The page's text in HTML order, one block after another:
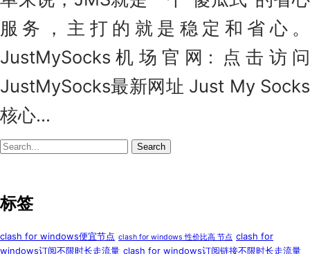
管
流
媒
体
解
My
Socks
服务，主打的就是稳定和省心。
JustMySocks机场官网: 点击访问
JustMySocks最新网址 Just My Socks
核心…
Search
for:
标签
clash for windows便宜节点 clash for windows 性价比高 节点 clash for
windows订阅不限时长走流量 clash for windows订阅链接不限时长走流量